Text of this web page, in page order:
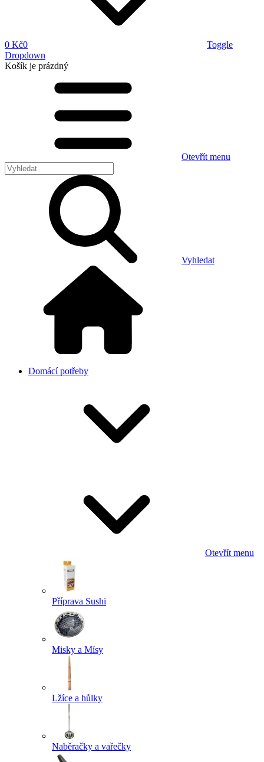
0 Kč0
Toggle
Dropdown
Košík je prázdný
Otevřít menu
Vyhledat
Domácí potřeby
Otevřít menu
Příprava Sushi
Misky a Mísy
Lžíce a hůlky
Naběračky a vařečky